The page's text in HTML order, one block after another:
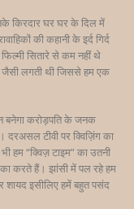
किरदार घर घर के दिल में
की कहानी के इर्द गिर्द
सितारे से कम नहीं थे
जैसी लगती थी जिससे हम एक
बनेगा करोड़पति के जनक
दरअसल टीवी पर क्विज़िंग का
हम “क्विज़ टाइम” का उतनी
करते हैं। झांसी में पल रहे हम
शायद इसीलिए हमें बहुत पसंद